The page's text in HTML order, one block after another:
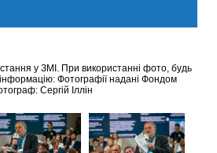
у ЗМІ. При використанні фото, будь
Фотографії надані Фондом
Сергій Іллін